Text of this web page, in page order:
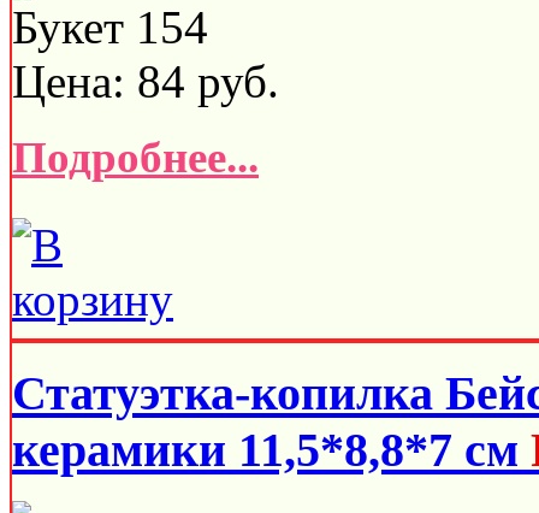
Букет 154
Цена: 84 руб.
Подробнее...
Статуэтка-копилка
керамики 11,5*8,8*7 см